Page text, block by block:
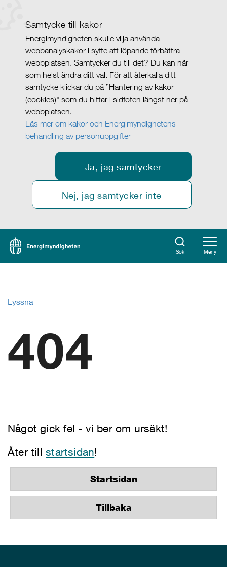
Samtycke till kakor
Energimyndigheten skulle vilja använda
webbanalyskakor i syfte att löpande förbättra
webbplatsen. Samtycker du till det? Du kan när
som helst ändra ditt val. För att återkalla ditt
samtycke klickar du på ”Hantering av kakor
(cookies)" som du hittar i sidfoten längst ner på
webbplatsen.
Läs mer om kakor och Energimyndighetens
behandling av personuppgifter
Ja, jag samtycker
Nej, jag samtycker inte
Sök Meny
Lyssna
404
Något gick fel - vi ber om ursäkt!
Åter tillstartsidan!
Startsidan
Tillbaka